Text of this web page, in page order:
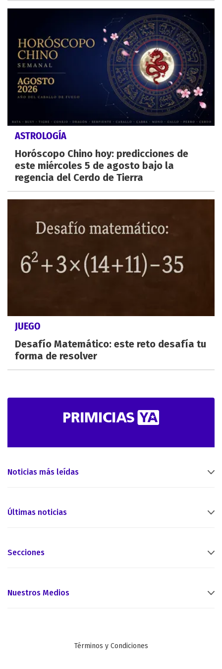
ASTROLOGÍA
Horóscopo Chino hoy: predicciones de
este miércoles 5 de agosto bajo la
regencia del Cerdo de Tierra
JUEGO
Desafío Matemático: este reto desafía tu
forma de resolver
Noticias más leídas
Últimas noticias
Secciones
Nuestros Medios
Términos y Condiciones